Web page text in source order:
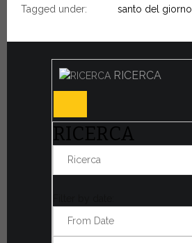
Tagged under: santo del giorno
RICERCA
RICERCA